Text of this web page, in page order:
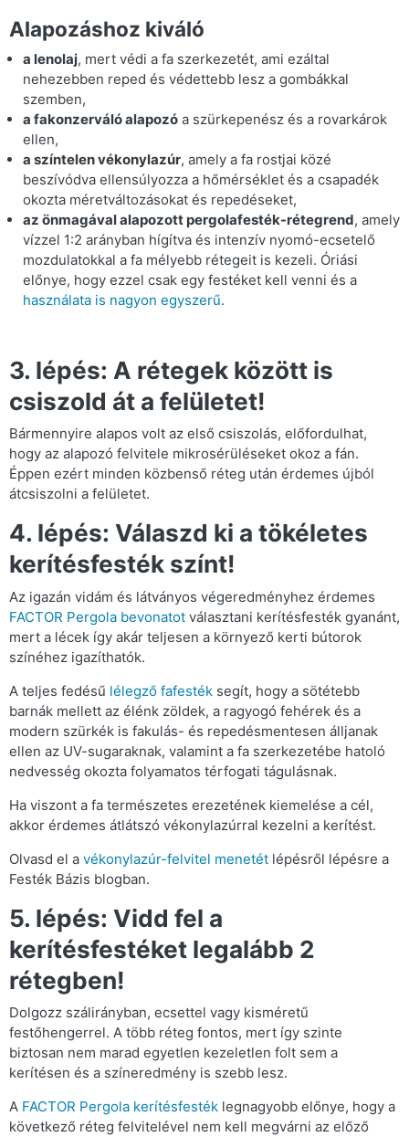
Alapozáshoz kiváló
a lenolaj, mert védi a fa szerkezetét, ami ezáltal
nehezebben reped és védettebb lesz a gombákkal
szemben,
a fakonzerváló alapozó a szürkepenész és a rovarkárok
ellen,
a színtelen vékonylazúr, amely a fa rostjai közé
beszívódva ellensúlyozza a hőmérséklet és a csapadék
okozta méretváltozásokat és repedéseket,
az önmagával alapozott pergolafesték-rétegrend, amely
vízzel 1:2 arányban hígítva és intenzív nyomó-ecsetelő
mozdulatokkal a fa mélyebb rétegeit is kezeli. Óriási
előnye, hogy ezzel csak egy festéket kell venni és a
használata is nagyon egyszerű.
3. lépés: A rétegek között is
csiszold át a felületet!
Bármennyire alapos volt az első csiszolás, előfordulhat,
hogy az alapozó felvitele mikrosérüléseket okoz a fán.
Éppen ezért minden közbenső réteg után érdemes újból
átcsiszolni a felületet.
4. lépés: Válaszd ki a tökéletes
kerítésfesték színt!
Az igazán vidám és látványos végeredményhez érdemes
FACTOR Pergola bevonatot választani kerítésfesték gyanánt,
mert a lécek így akár teljesen a környező kerti bútorok
színéhez igazíthatók.
A teljes fedésű lélegző fafesték segít, hogy a sötétebb
barnák mellett az élénk zöldek, a ragyogó fehérek és a
modern szürkék is fakulás- és repedésmentesen álljanak
ellen az UV-sugaraknak, valamint a fa szerkezetébe hatoló
nedvesség okozta folyamatos térfogati tágulásnak.
Ha viszont a fa természetes erezetének kiemelése a cél,
akkor érdemes átlátszó vékonylazúrral kezelni a kerítést.
Olvasd el a vékonylazúr-felvitel menetét lépésről lépésre a
Festék Bázis blogban.
5. lépés: Vidd fel a
kerítésfestéket legalább 2
rétegben!
Dolgozz szálirányban, ecsettel vagy kisméretű
festőhengerrel. A több réteg fontos, mert így szinte
biztosan nem marad egyetlen kezeletlen folt sem a
kerítésen és a színeredmény is szebb lesz.
A FACTOR Pergola kerítésfesték legnagyobb előnye, hogy a
következő réteg felvitelével nem kell megvárni az előző